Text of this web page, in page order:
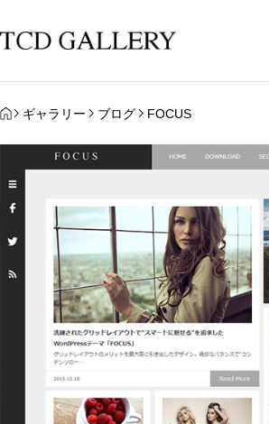
HOME
ギャラリー ブログ FOCUS